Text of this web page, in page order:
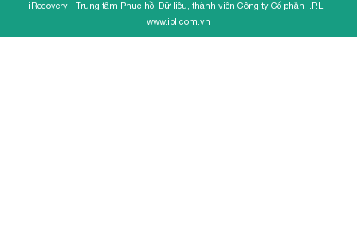
iRecovery - Trung tâm Phục hồi Dữ liệu, thành viên Công ty Cổ phần I.P.L -
www.ipl.com.vn